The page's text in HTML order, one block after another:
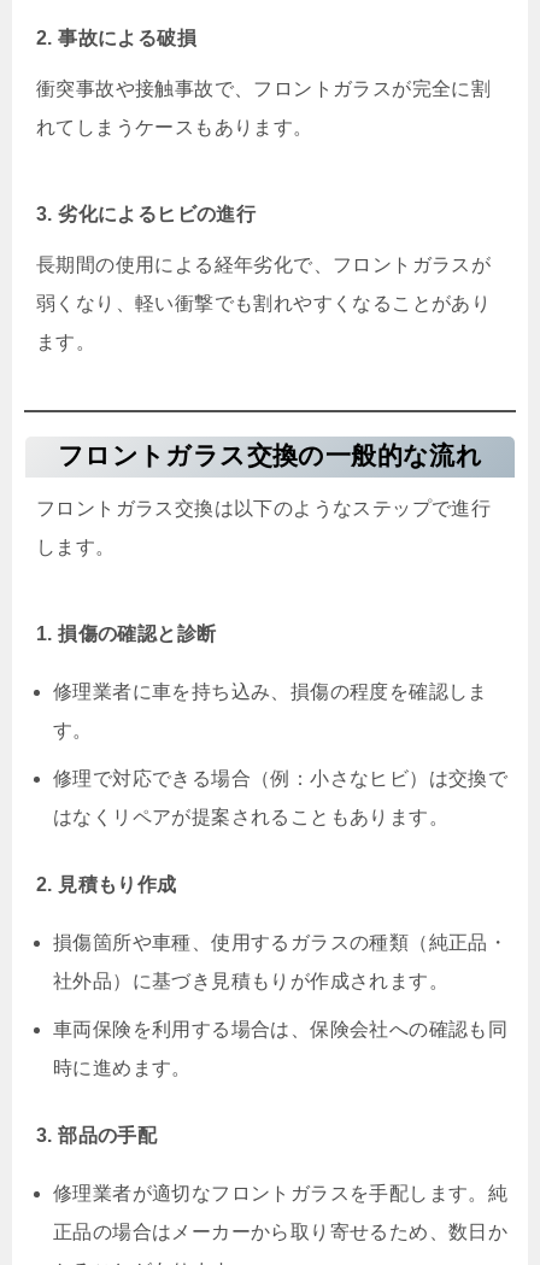
2. 事故による破損
衝突事故や接触事故で、フロントガラスが完全に割
れてしまうケースもあります。
3. 劣化によるヒビの進行
長期間の使用による経年劣化で、フロントガラスが
弱くなり、軽い衝撃でも割れやすくなることがあり
ます。
フロントガラス交換の一般的な流れ
フロントガラス交換は以下のようなステップで進行
します。
1. 損傷の確認と診断
修理業者に車を持ち込み、損傷の程度を確認しま
す。
修理で対応できる場合（例：小さなヒビ）は交換で
はなくリペアが提案されることもあります。
2. 見積もり作成
損傷箇所や車種、使用するガラスの種類（純正品・
社外品）に基づき見積もりが作成されます。
車両保険を利用する場合は、保険会社への確認も同
時に進めます。
3. 部品の手配
修理業者が適切なフロントガラスを手配します。純
正品の場合はメーカーから取り寄せるため、数日か